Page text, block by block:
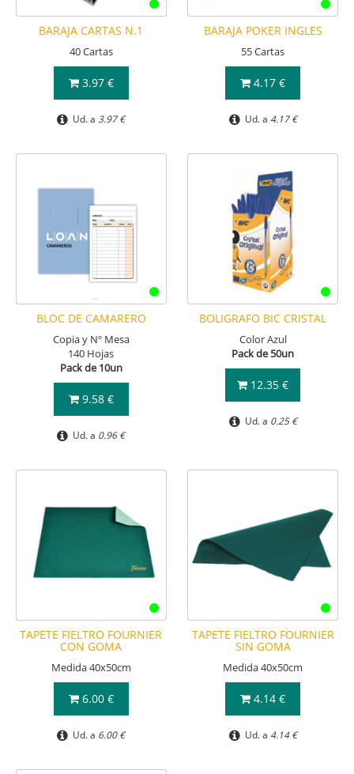
BARAJA CARTAS N.1
40 Cartas
3.97 €
Ud. a 3.97 €
BARAJA POKER INGLES
55 Cartas
4.17 €
Ud. a 4.17 €
BLOC DE CAMARERO
Copia y Nº Mesa
140 Hojas
Pack de 10un
9.58 €
Ud. a 0.96 €
BOLIGRAFO BIC CRISTAL
Color Azul
Pack de 50un
12.35 €
Ud. a 0.25 €
TAPETE FIELTRO FOURNIER
CON GOMA
Medida 40x50cm
6.00 €
Ud. a 6.00 €
TAPETE FIELTRO FOURNIER
SIN GOMA
Medida 40x50cm
4.14 €
Ud. a 4.14 €